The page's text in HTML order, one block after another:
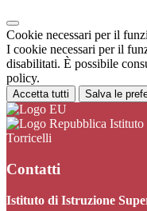
Cookie necessari per il
I cookie necessari per il
disabilitati. È possibile
policy.
Accetta tutti Salva le
Istituto
Torricelli
Contatti
Istituto di Istruzione